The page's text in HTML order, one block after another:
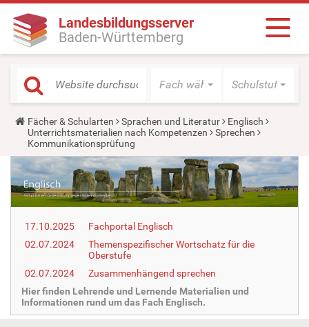
Landesbildungsserver
Baden-Württemberg
Fach wählen Schulstufe
Y
o
u
a
e
h
e
r
:
Fächer & Schularten Sprachen und Literatur
Englisch
Unterrichtsmaterialien nach Kompetenzen
Sprechen
Kommunikationsprüfung
17.10.2025
Fachportal Englisch
02.07.2024
Themenspezifischer Wortschatz für die
Oberstufe
02.07.2024
Zusammenhängend sprechen
Hier finden Lehrende und Lernende Materialien und
Informationen rund um das Fach Englisch.